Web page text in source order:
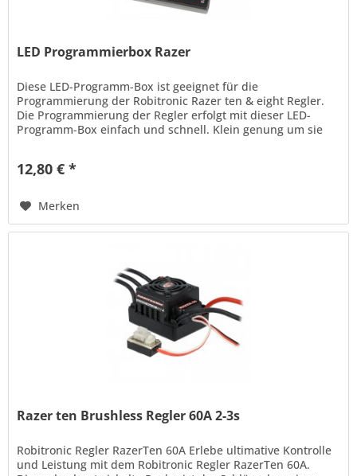
LED Programmierbox Razer
Diese LED-Programm-Box ist geeignet für die
Programmierung der Robitronic Razer ten & eight Regler.
Die Programmierung der Regler erfolgt mit dieser LED-
Programm-Box einfach und schnell. Klein genung um sie
12,80 € *
Merken
Razer ten Brushless Regler 60A 2-3s
Robitronic Regler RazerTen 60A Erlebe ultimative Kontrolle
und Leistung mit dem Robitronic Regler RazerTen 60A.